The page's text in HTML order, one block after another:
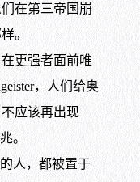
在第三帝国崩
。
更强者面前唯
，人们给奥
应该再出现
。
人，都被置于